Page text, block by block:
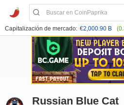
Capitalización de mercado: €2,000.90 B
Russian Blue Cat